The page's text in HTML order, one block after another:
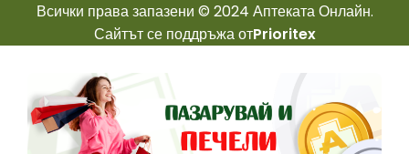
Всички права запазени © 2024 Аптеката Онлайн.
Сайтът се поддръжа отPrioritex